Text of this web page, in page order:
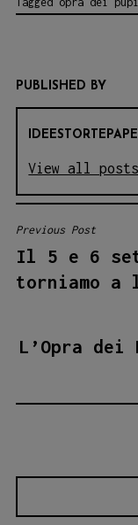
PUBLISHED BY
View all
ARTICOLI
Previous Post
Il 5 e 6
torniamo
L’Opra